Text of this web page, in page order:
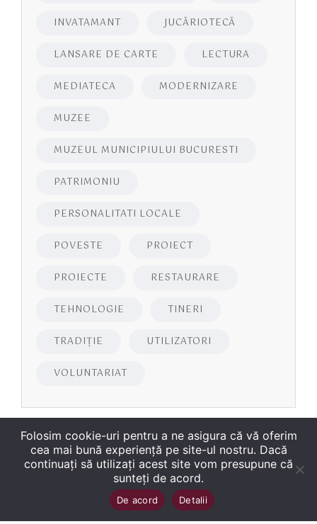
INVATAMANT JUCĂRIOTECĂ
LANSARE DE CARTE LECTURA
MEDIATECA MODERNIZARE
MUZEE
MUZEUL MUNICIPIULUI BUCURESTI
PATRIMONIU
PERSONALITATI LOCALE
POVESTE PROIECT
PROIECTE RESTAURARE
TEHNOLOGIE TINERI
TRADIȚIE UTILIZATORI
VOLUNTARIAT
2026Biblioteca Județeană
„George Bariţiu‟ Braşov. Toate drepturile sunt
Folosim cookie-uri pentru a ne asigura că vă oferim
cea mai bună experiență pe site-ul nostru. Dacă
continuați să utilizați acest site vom presupune că
sunteți de acord.
De acord Detalii